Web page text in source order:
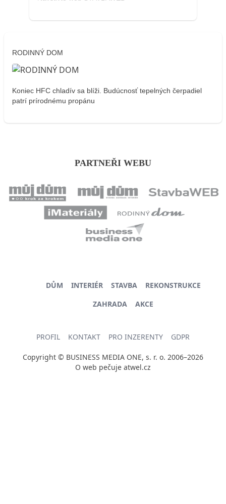
RODINNÝ DOM
Koniec HFC chladív sa blíži. Budúcnosť tepelných čerpadiel
patrí prírodnému propánu
PARTNEŘI WEBU
DŮM INTERIÉR STAVBA
REKONSTRUKCE
ZAHRADA
AKCE
PROFIL KONTAKT PRO INZERENTY GDPR
Copyright © BUSINESS MEDIA ONE, s. r. o. 2006–2026